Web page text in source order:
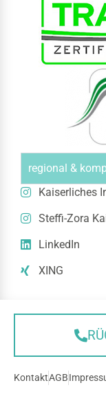
regional &
Kaiserliches
Steffi-Zora
LinkedIn
XING
KontaktAGB